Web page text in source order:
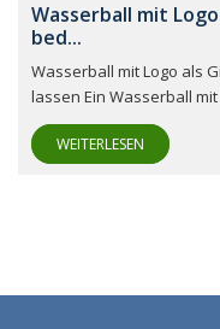
Wasserball mit
bed...
Wasserball mit Logo als
lassen Ein Wasserball
WEITERLESEN